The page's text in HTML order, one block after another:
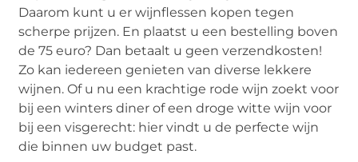
Daarom kunt u er wijnflessen kopen tegen
scherpe prijzen. En plaatst u een bestelling boven
de 75 euro? Dan betaalt u geen verzendkosten!
Zo kan iedereen genieten van diverse lekkere
wijnen. Of u nu een krachtige rode wijn zoekt voor
bij een winters diner of een droge witte wijn voor
bij een visgerecht: hier vindt u de perfecte wijn
die binnen uw budget past.